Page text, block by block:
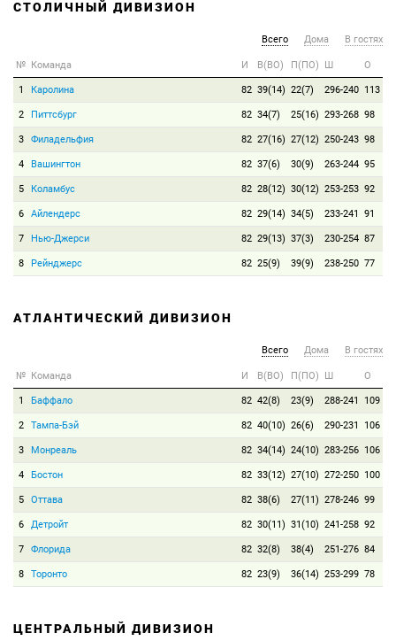
СТОЛИЧНЫЙ ДИВИЗИОН
Всего Дома В гостях
№ Команда И В(ВО) П(ПО) Ш О
1 Каролина 82 39(14) 22(7) 296-240 113
2 Питтсбург 82 34(7) 25(16) 293-268 98
3 Филадельфия 82 27(16) 27(12) 250-243 98
4 Вашингтон 82 37(6) 30(9) 263-244 95
5 Коламбус 82 28(12) 30(12) 253-253 92
6 Айлендерс 82 29(14) 34(5) 233-241 91
7 Нью-Джерси 82 29(13) 37(3) 230-254 87
8 Рейнджерс 82 25(9) 39(9) 238-250 77
АТЛАНТИЧЕСКИЙ ДИВИЗИОН
Всего Дома В гостях
№ Команда И В(ВО) П(ПО) Ш О
1 Баффало 82 42(8) 23(9) 288-241 109
2 Тампа-Бэй 82 40(10) 26(6) 290-231 106
3 Монреаль 82 34(14) 24(10) 283-256 106
4 Бостон 82 33(12) 27(10) 272-250 100
5 Оттава 82 38(6) 27(11) 278-246 99
6 Детройт 82 30(11) 31(10) 241-258 92
7 Флорида 82 32(8) 38(4) 251-276 84
8 Торонто 82 23(9) 36(14) 253-299 78
ЦЕНТРАЛЬНЫЙ ДИВИЗИОН